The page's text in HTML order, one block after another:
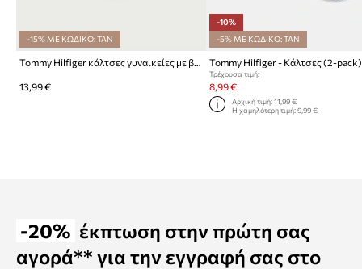
-15% ΜΕ ΚΩΔΙΚΟ: TAN
Tommy Hilfiger κάλτσες γυναικείες με βαμβάκι 2-pack
13,99 €
-10%
-5% ΜΕ ΚΩΔΙΚΟ: TAN
Tommy Hilfiger - Κάλτσες (2-pack)
Τρέχουσα τιμή:
8,99 €
Αρχική τιμή: 11,99 €
Η χαμηλότερη τιμή: 9,99 €
-20% έκπτωση στην πρώτη σας
αγορά** για την εγγραφή σας στο